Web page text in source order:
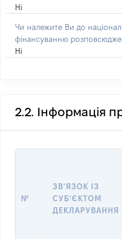
Ні
Чи належите Ви до
фінансуванню
Ні
2.2. Інформація
№
ЗВ'ЯЗОК ІЗ
СУБ'ЄКТОМ
ДЕКЛАРУВАННЯ